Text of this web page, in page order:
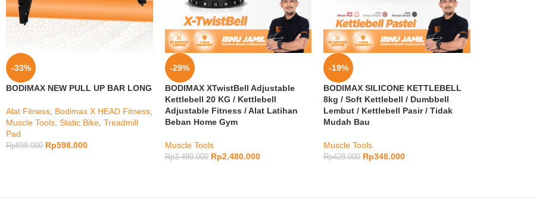
-33%
BODIMAX NEW PULL UP BAR LONG
Alat Fitness Bodimax X HEAD Fitness
Muscle Tools Static Bike Treadmill
Pad
Rp898.000 Rp598.000
-29%
BODIMAX XTwistBell Adjustable
Kettlebell 20 KG / Kettlebell
Adjustable Fitness / Alat Latihan
Beban Home Gym
Muscle Tools
Rp3.480.000 Rp2.480.000
-19%
BODIMAX SILICONE KETTLEBELL
8kg / Soft Kettlebell / Dumbbell
Lembut / Kettlebell Pasir / Tidak
Mudah Bau
Muscle Tools
Rp428.000 Rp348.000